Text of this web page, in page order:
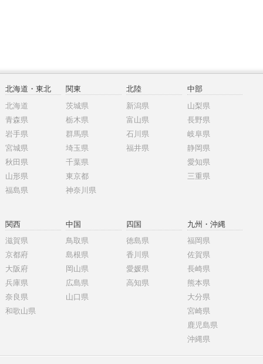
北海道・東北
北海道
青森県
岩手県
宮城県
秋田県
山形県
福島県
関東
茨城県
栃木県
群馬県
埼玉県
千葉県
東京都
神奈川県
北陸
新潟県
富山県
石川県
福井県
中部
山梨県
長野県
岐阜県
静岡県
愛知県
三重県
関西
滋賀県
京都府
大阪府
兵庫県
奈良県
和歌山県
中国
鳥取県
島根県
岡山県
広島県
山口県
四国
徳島県
香川県
愛媛県
高知県
九州・沖縄
福岡県
佐賀県
長崎県
熊本県
大分県
宮崎県
鹿児島県
沖縄県